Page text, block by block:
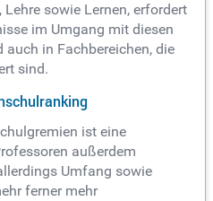
sowie Lernen, erfordert
im Umgang mit diesen
auch in Fachbereichen, die
sind.
ist eine
außerdem
Umfang sowie
ferner mehr